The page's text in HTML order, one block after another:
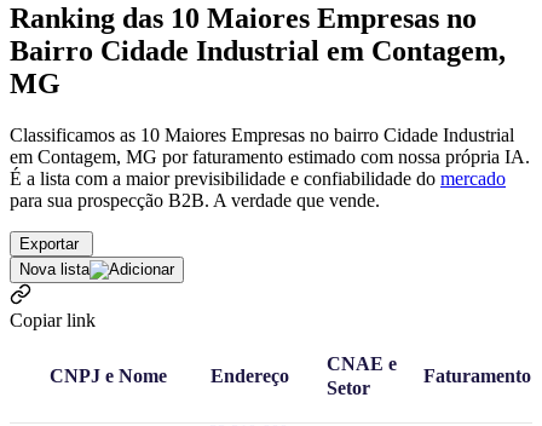
Ranking das 10 Maiores Empresas no
Bairro Cidade Industrial em Contagem,
MG
Classificamos as 10 Maiores Empresas no bairro Cidade Industrial
em Contagem, MG por faturamento estimado com nossa própria IA.
É a lista com a maior previsibilidade e confiabilidade do mercado
para sua prospecção B2B. A verdade que vende.
Exportar
Nova lista
Copiar link
CNPJ e Nome Endereço
CNAE e
Setor
Faturamento